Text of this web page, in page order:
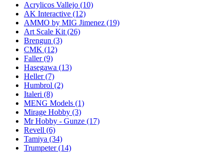
Acrylicos Vallejo (10)
AK Interactive (12)
AMMO by MIG Jimenez (19)
Art Scale Kit (26)
Brengun (3)
CMK (12)
Faller(9)
Hasegawa (13)
Heller(7)
Humbrol (2)
Italeri (8)
MENG Models (1)
Mirage Hobby (3)
Mr Hobby - Gunze (17)
Revell (6)
Tamiya (34)
Trumpeter(14)